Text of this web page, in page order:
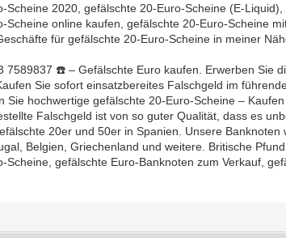
Scheine 2020, gefälschte 20-Euro-Scheine (E-
Scheine online kaufen, gefälschte 20-Euro-Scheine
für gefälschte 20-Euro-Scheine in meiner
7589837 ☎️ – Gefälschte Euro kaufen. Erwerben Sie
Sie sofort einsatzbereites Falschgeld im
Sie hochwertige gefälschte 20-Euro-Scheine –
Falschgeld ist von so guter Qualität, dass es
20er und 50er in Spanien. Unsere
Belgien, Griechenland und weitere. Britische
Scheine, gefälschte Euro-Banknoten zum Verkauf,